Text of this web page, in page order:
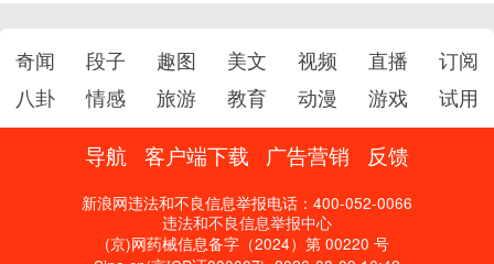
奇闻 段子 趣图 美文 视频 直播
订阅
八卦
情感 旅游 教育 动漫 游戏 试用
导航 客户端下载 广告营销 反馈
新浪网违法和不良信息举报电话：400-052-0066
违法和不良信息举报中心
(京)网药械信息备字（2024）第 00220 号